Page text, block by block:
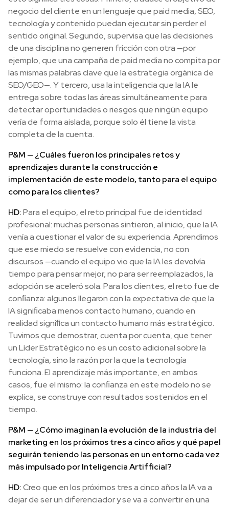
negocio del cliente en un lenguaje que paid media, SEO,
tecnología y contenido puedan ejecutar sin perder el
sentido original. Segundo, supervisa que las decisiones
de una disciplina no generen fricción con otra —por
ejemplo, que una campaña de paid media no compita por
las mismas palabras clave que la estrategia orgánica de
SEO/GEO—. Y tercero, usa la inteligencia que la IA le
entrega sobre todas las áreas simultáneamente para
detectar oportunidades o riesgos que ningún equipo
vería de forma aislada, porque solo él tiene la vista
completa de la cuenta.
P&M — ¿Cuáles fueron los principales retos y
aprendizajes durante la construcción e
implementación de este modelo, tanto para el equipo
como para los clientes?
HD:Para el equipo, el reto principal fue de identidad
profesional: muchas personas sintieron, al inicio, que la IA
venía a cuestionar el valor de su experiencia. Aprendimos
que ese miedo se resuelve con evidencia, no con
discursos —cuando el equipo vio que la IA les devolvía
tiempo para pensar mejor, no para ser reemplazados, la
adopción se aceleró sola. Para los clientes, el reto fue de
conﬁanza: algunos llegaron con la expectativa de que la
IA signiﬁcaba menos contacto humano, cuando en
realidad signiﬁca un contacto humano más estratégico.
Tuvimos que demostrar, cuenta por cuenta, que tener
un Líder Estratégico no es un costo adicional sobre la
tecnología, sino la razón por la que la tecnología
funciona. El aprendizaje más importante, en ambos
casos, fue el mismo: la conﬁanza en este modelo no se
explica, se construye con resultados sostenidos en el
tiempo.
P&M — ¿Cómo imaginan la evolución de la industria del
marketing en los próximos tres a cinco años y qué papel
seguirán teniendo las personas en un entorno cada vez
más impulsado por Inteligencia Artifficial?
HD:Creo que en los próximos tres a cinco años la IA va a
dejar de ser un diferenciador y se va a convertir en una